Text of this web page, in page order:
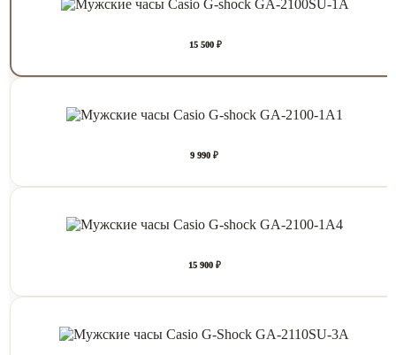
15 500 ₽
9 990 ₽
15 900 ₽